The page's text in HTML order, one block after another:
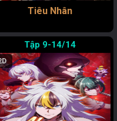
Tiêu Nhân
9-14/14